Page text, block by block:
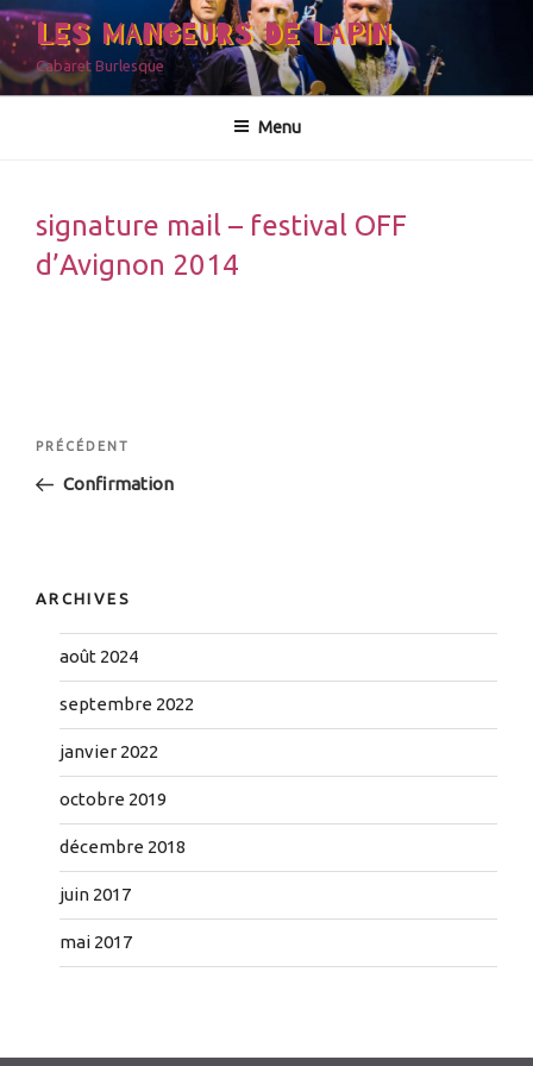
Aller
au
contenu
principal
LES MANGEURS DE LAPIN
Cabaret Burlesque
Menu
signature mail – festival OFF
d’Avignon 2014
Navigation
l’article
Article
précédent
PRÉCÉDENT
Confirmation
ARCHIVES
août 2024
septembre 2022
janvier 2022
octobre 2019
décembre 2018
juin 2017
mai 2017